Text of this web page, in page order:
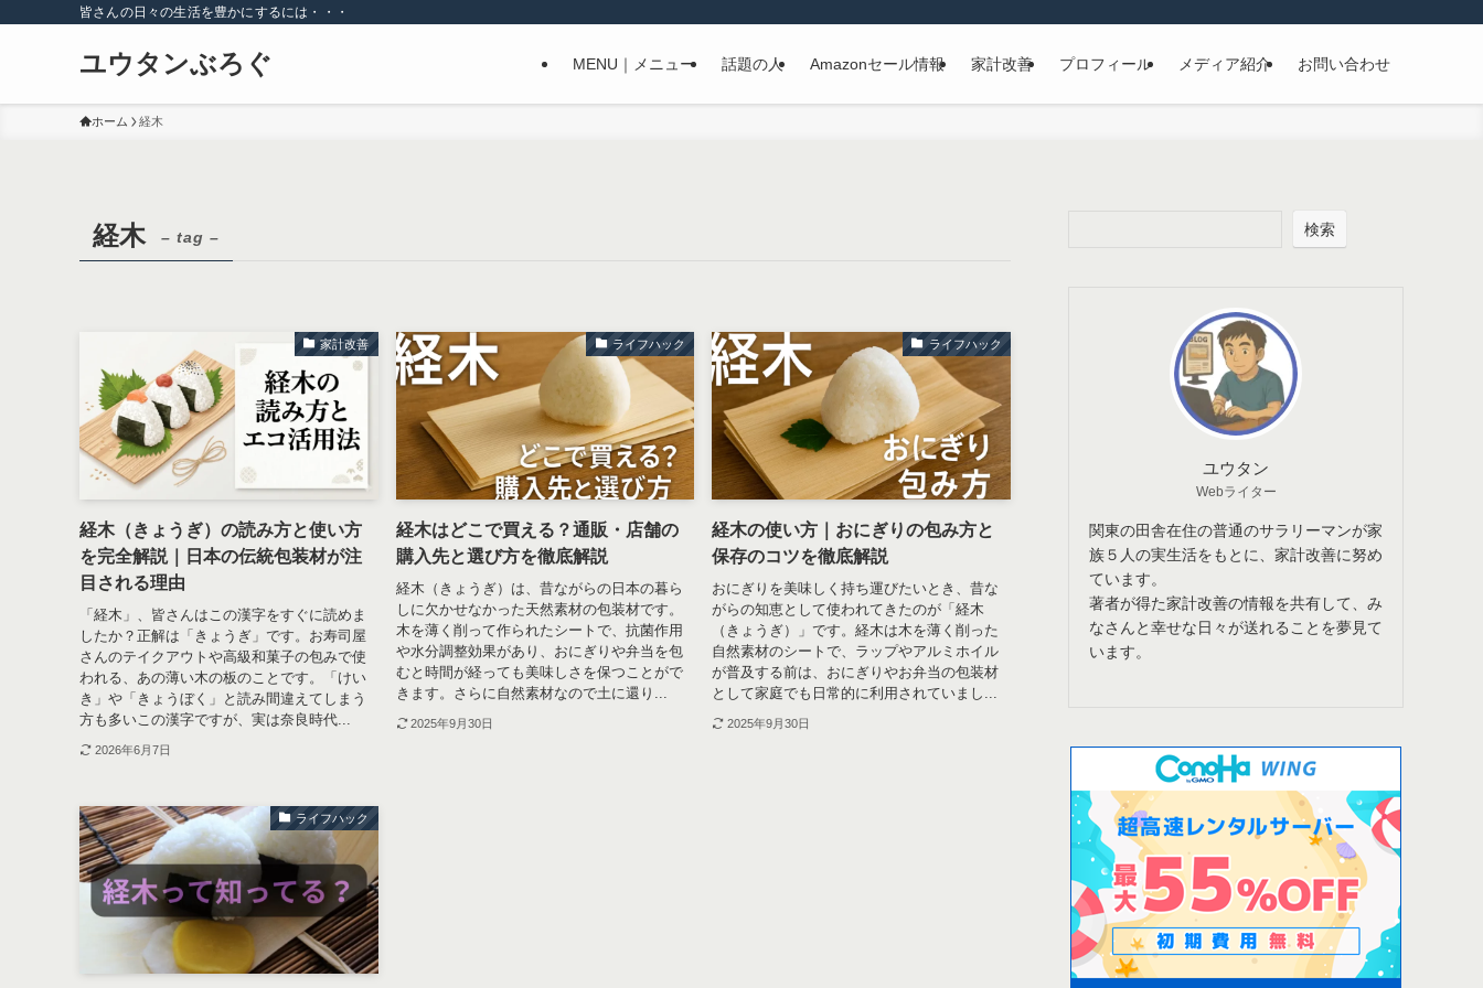
皆さんの日々の生活を豊かにするには・・・
ユウタンぶろぐ MENU｜メニュー 話題の人 Amazonセール情報 家計改善 プロフィール メディア紹介 お問い合わせ
ホーム 経木
経木 – tag –
家計改善
経木（きょうぎ）の読み方と使い方
を完全解説｜日本の伝統包装材が注
目される理由
「経木」、皆さんはこの漢字をすぐに読めま
したか？正解は「きょうぎ」です。お寿司屋
さんのテイクアウトや高級和菓子の包みで使
われる、あの薄い木の板のことです。「けい
き」や「きょうぼく」と読み間違えてしまう
方も多いこの漢字ですが、実は奈良時代...
2026年6月7日
ライフハック
経木はどこで買える？通販・店舗の
購入先と選び方を徹底解説
経木（きょうぎ）は、昔ながらの日本の暮ら
しに欠かせなかった天然素材の包装材です。
木を薄く削って作られたシートで、抗菌作用
や水分調整効果があり、おにぎりや弁当を包
むと時間が経っても美味しさを保つことがで
きます。さらに自然素材なので土に還り...
2025年9月30日
ライフハック
経木の使い方｜おにぎりの包み方と
保存のコツを徹底解説
おにぎりを美味しく持ち運びたいとき、昔な
がらの知恵として使われてきたのが「経木
（きょうぎ）」です。経木は木を薄く削った
自然素材のシートで、ラップやアルミホイル
が普及する前は、おにぎりやお弁当の包装材
として家庭でも日常的に利用されていまし...
2025年9月30日
ライフハック
検索
ユウタン
Webライター
関東の田舎在住の普通のサラリーマンが家
族５人の実生活をもとに、家計改善に努め
ています。
著者が得た家計改善の情報を共有して、み
なさんと幸せな日々が送れることを夢見て
います。